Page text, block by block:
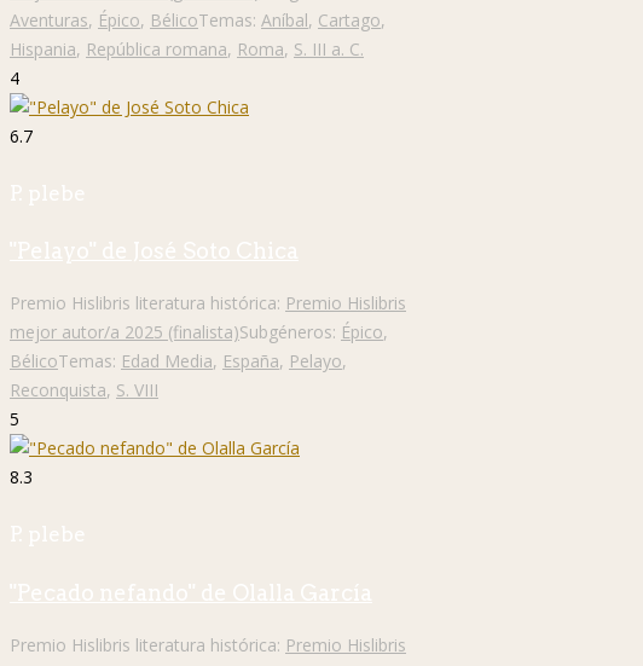
Aventuras, Épico, BélicoTemas: Aníbal, Cartago,
Hispania, República romana, Roma, S. III a. C.
4
6.7
P. plebe
"Pelayo" de José Soto Chica
Premio Hislibris literatura histórica: Premio Hislibris
mejor autor/a 2025 (finalista)Subgéneros: Épico,
BélicoTemas: Edad Media, España, Pelayo,
Reconquista, S. VIII
5
8.3
P. plebe
"Pecado nefando" de Olalla García
Premio Hislibris literatura histórica: Premio Hislibris